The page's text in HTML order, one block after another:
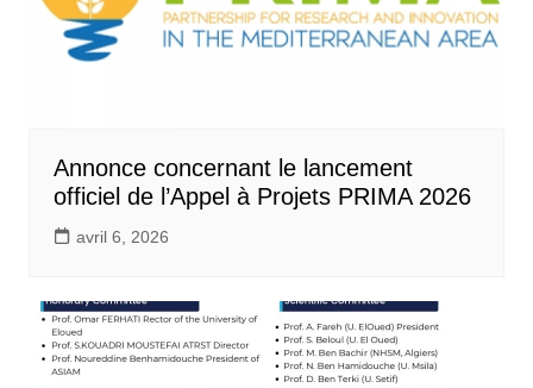
Annonce concernant le lancement
officiel de l’Appel à Projets PRIMA 2026
avril 6, 2026